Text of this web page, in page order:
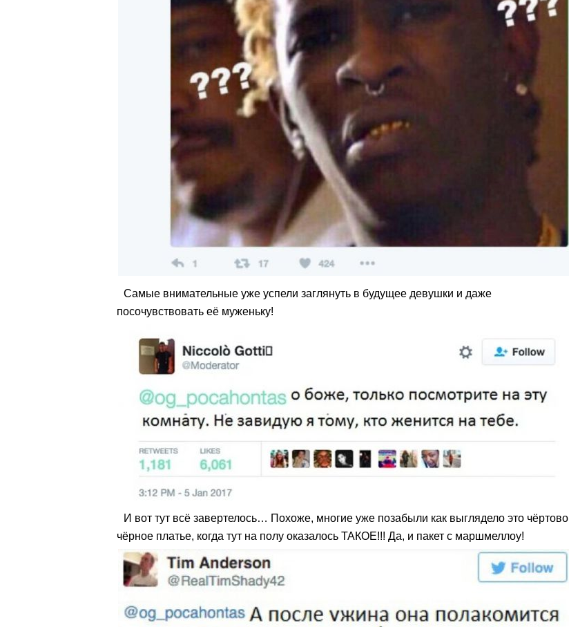
Самые внимательные уже успели заглянуть в будущее девушки и даже
посочувствовать её муженьку!
И вот тут всё завертелось… Похоже, многие уже позабыли как выглядело это чёртово
чёрное платье, когда тут на полу оказалось ТАКОЕ!!! Да, и пакет с маршмеллоу!